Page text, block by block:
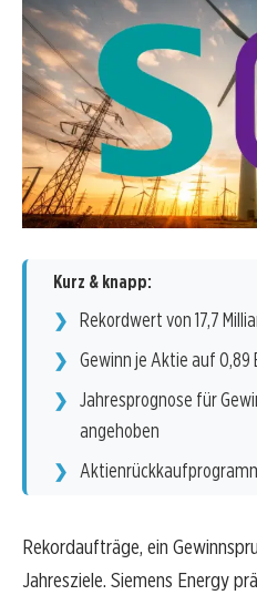
Kurz & knapp:
Rekordwert von 17,7
Gewinn je Aktie auf 0,89
Jahresprognose für
angehoben
Rekordaufträge, ein
Jahresziele. Siemens Energy